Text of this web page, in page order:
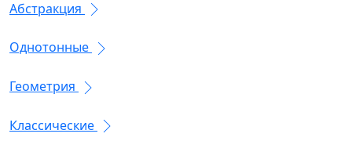
Абстракция
Однотонные
Геометрия
Классические